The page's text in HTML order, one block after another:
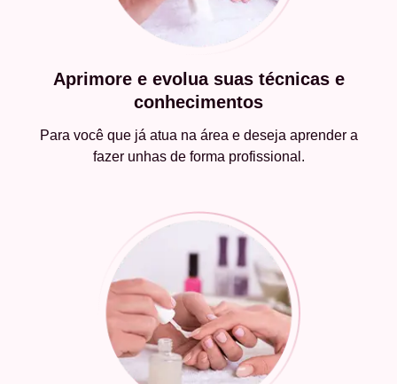
Aprimore e evolua suas técnicas e
conhecimentos
Para você que já atua na área e deseja aprender a
fazer unhas de forma profissional.